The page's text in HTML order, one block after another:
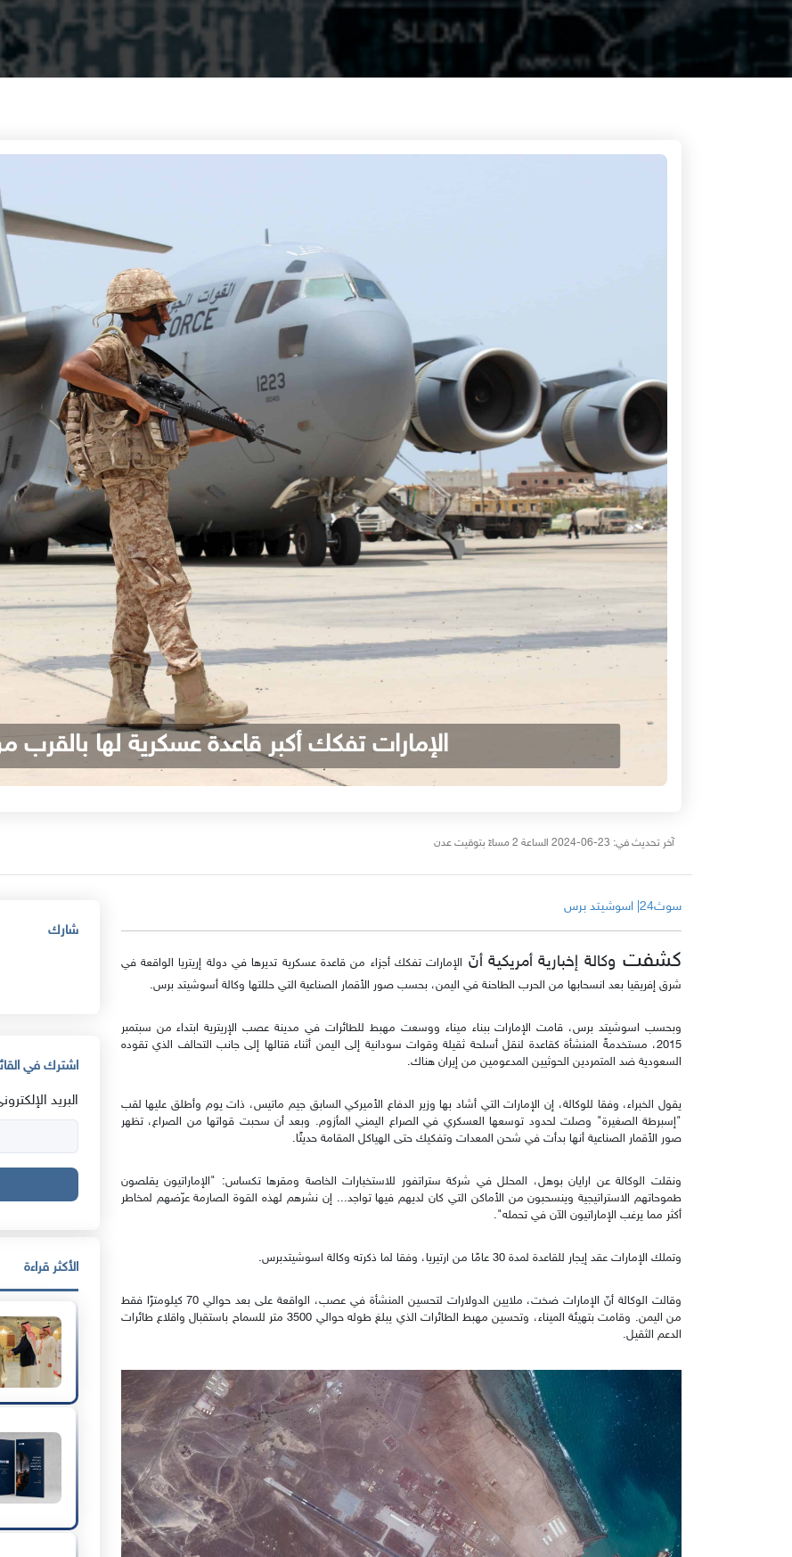
الإمارات تفكك أكبر قاعدة عسكرية لها بالقرب
آخر تحديث في: 23-06-2024 الساعة 2 مساءً بتوقيت عدن
سوث24| اسوشيتد برس
كشفت وكالة إخبارية أمريكية أنّ الإمارات تفكك أجزاء من قاعدة عسكرية تديرها في دولة إريتريا الواقعة في
شرق إفريقيا بعد انسحابها من الحرب الطاحنة في اليمن، بحسب صور الأقمار الصناعية التي حللتها وكالة أسوشيتد برس.
وبحسب اسوشيتد برس، قامت الإمارات ببناء ميناء ووسعت مهبط للطائرات في مدينة عصب الإريترية ابتداء من سبتمبر
2015، مستخدمةً المنشأة كقاعدة لنقل أسلحة ثقيلة وقوات سودانية إلى اليمن أثناء قتالها إلى جانب التحالف الذي تقوده
السعودية ضد المتمردين الحوثيين المدعومين من إيران هناك.
يقول الخبراء، وفقا للوكالة، إن الإمارات التي أشاد بها وزير الدفاع الأميركي السابق جيم ماتيس، ذات يوم وأطلق عليها لقب
"إسبرطة الصغيرة" وصلت لحدود توسعها العسكري في الصراع اليمني المأزوم. وبعد أن سحبت قواتها من الصراع، تظهر
صور الأقمار الصناعية أنها بدأت في شحن المعدات وتفكيك حتى الهياكل المقامة حديثًا.
ونقلت الوكالة عن ارايان بوهل، المحلل في شركة ستراتفور للاستخبارات الخاصة ومقرها تكساس: "الإماراتيون يقلصون
طموحاتهم الاستراتيجية وينسحبون من الأماكن التي كان لديهم فيها تواجد... إن نشرهم لهذه القوة الصارمة عرّضهم لمخاطر
أكثر مما يرغب الإماراتيون الآن في تحمله".
وتملك الإمارات عقد إيجار للقاعدة لمدة 30 عامًا من ارتيريا، وفقا لما ذكرته وكالة اسوشيتدبرس.
وقالت الوكالة أنّ الإمارات ضخت، ملايين الدولارات لتحسين المنشأة في عصب، الواقعة على بعد حوالي 70 كيلومترًا فقط
من اليمن. وقامت بتهيئة الميناء، وتحسين مهبط الطائرات الذي يبلغ طوله حوالي 3500 متر للسماح باستقبال واقلاع طائرات
الدعم الثقيل.
شارك
اشترك في
البريد
الأكثر قراءة